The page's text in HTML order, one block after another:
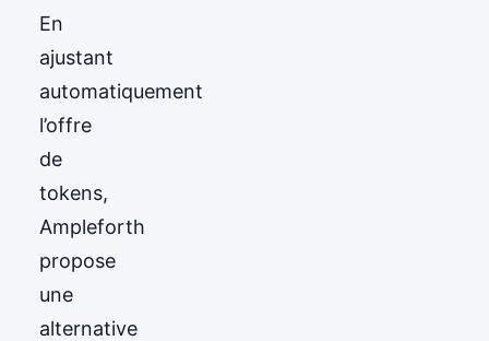
En
ajustant
automatiquement
l’offre
de
tokens,
Ampleforth
propose
une
alternative